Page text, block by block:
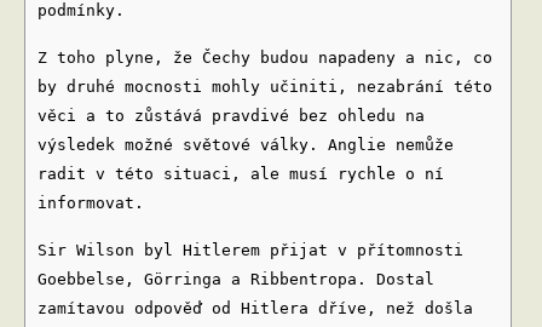
podmínky.
Z toho plyne, že Čechy budou napadeny a nic, co
by druhé mocnosti mohly učiniti, nezabrání této
věci a to zůstává pravdivé bez ohledu na
výsledek možné světové války. Anglie nemůže
radit v této situaci, ale musí rychle o ní
informovat.
Sir Wilson byl Hitlerem přijat v přítomnosti
Goebbelse, Görringa a Ribbentropa. Dostal
zamítavou odpověď od Hitlera dříve, než došla